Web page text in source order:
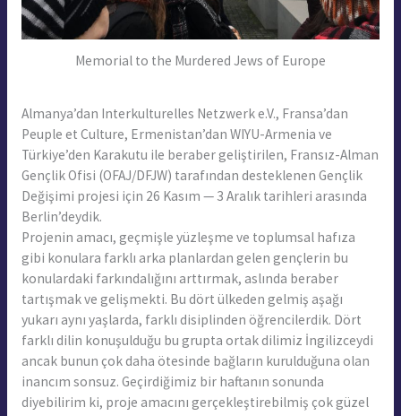
Memorial to the Murdered Jews of Europe
Almanya’dan Interkulturelles Netzwerk e.V., Fransa’dan
Peuple et Culture, Ermenistan’dan WIYU-Armenia ve
Türkiye’den Karakutu ile beraber geliştirilen, Fransız-Alman
Gençlik Ofisi (OFAJ/DFJW) tarafından desteklenen Gençlik
Değişimi projesi için 26 Kasım — 3 Aralık tarihleri arasında
Berlin’deydik.
Projenin amacı, geçmişle yüzleşme ve toplumsal hafıza
gibi konulara farklı arka planlardan gelen gençlerin bu
konulardaki farkındalığını arttırmak, aslında beraber
tartışmak ve gelişmekti. Bu dört ülkeden gelmiş aşağı
yukarı aynı yaşlarda, farklı disiplinden öğrencilerdik. Dört
farklı dilin konuşulduğu bu grupta ortak dilimiz İngilizceydi
ancak bunun çok daha ötesinde bağların kurulduğuna olan
inancım sonsuz. Geçirdiğimiz bir haftanın sonunda
diyebilirim ki, proje amacını gerçekleştirebilmiş çok güzel